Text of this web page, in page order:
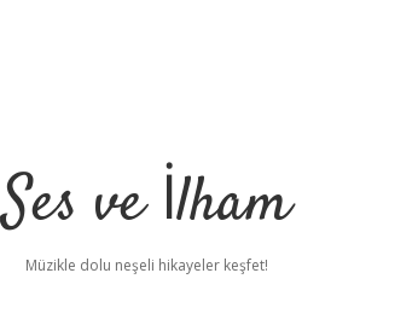
Ses ve İlham
Müzikle dolu neşeli hikayeler keşfet!